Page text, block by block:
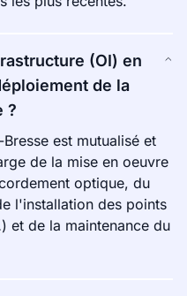
(OI) en
de la
?
est mutualisé et
de la mise en oeuvre
optique, du
l'installation des points
et de la maintenance du